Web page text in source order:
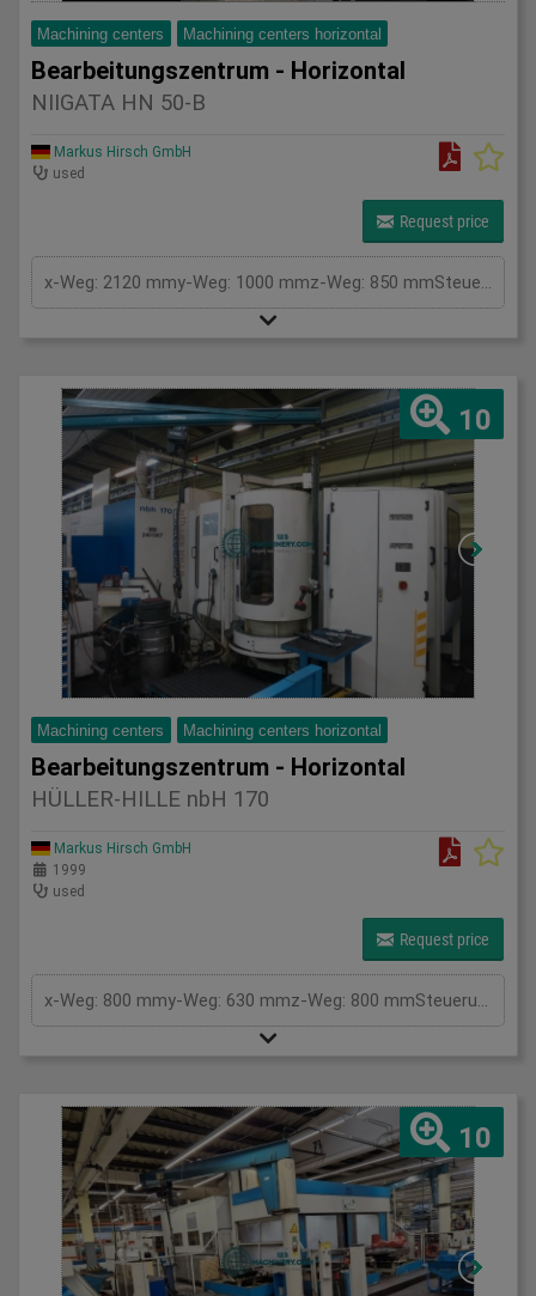
Machining centers Machining centers horizontal
Bearbeitungszentrum - Horizontal
NIIGATA HN 50-B
Markus Hirsch GmbH
used
Request price
x-Weg: 2120 mmy-Weg: 1000 mmz-Weg: 850 mmSteuerung: FanucTischfläche: 3600x1300 mmTeilapparat: CNCWerkzeugwechsler: 60 PosGesamtleistungsbedarf: kWMaschinengewicht ca.: tRaumbedarf ca.: m
10
Machining centers Machining centers horizontal
Bearbeitungszentrum - Horizontal
HÜLLER-HILLE nbH 170
Markus Hirsch GmbH
1999
used
Request price
x-Weg: 800 mmy-Weg: 630 mmz-Weg: 800 mmSteuerung: SiemensTyp: 840 DPalettengröße: 500x630 mmAnzahl der Paletten: 8Drehtisch: 360 °Drehzahl: 6000 U/minTischbelastung: 800 kgSpindelaufnahme ISO: 50Werkzeugwechsler: Pos.Vorschub: 1-36000 mm/minKühlung durch die Spindel: 50 barGesamtleistungsbedarf: kWMaschinengewicht ca.: 19,5 tRaumbedarf ca.: 8x7x4,2 m
10